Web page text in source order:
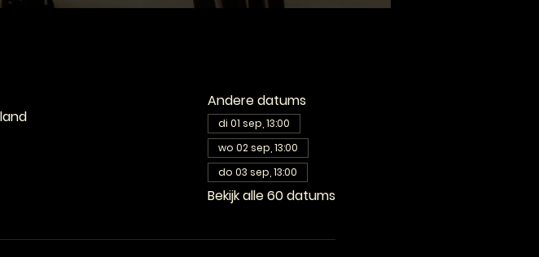
Andere datums
di 01 sep, 13:00
wo 02 sep, 13:00
do 03 sep, 13:00
Bekijk alle 60 datums